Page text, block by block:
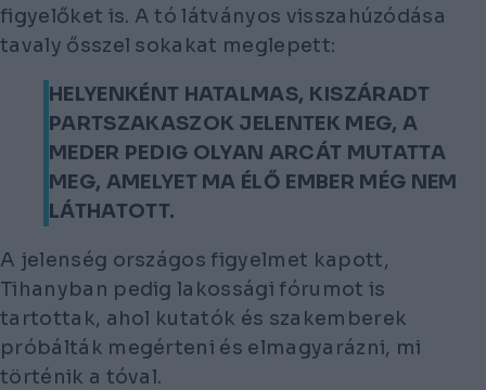
figyelőket is. A tó látványos visszahúzódása
tavaly ősszel sokakat meglepett:
HELYENKÉNT HATALMAS, KISZÁRADT
PARTSZAKASZOK JELENTEK MEG, A
MEDER PEDIG OLYAN ARCÁT MUTATTA
MEG, AMELYET MA ÉLŐ EMBER MÉG NEM
LÁTHATOTT.
A jelenség országos figyelmet kapott,
Tihanyban pedig lakossági fórumot is
tartottak, ahol kutatók és szakemberek
próbálták megérteni és elmagyarázni, mi
történik a tóval.